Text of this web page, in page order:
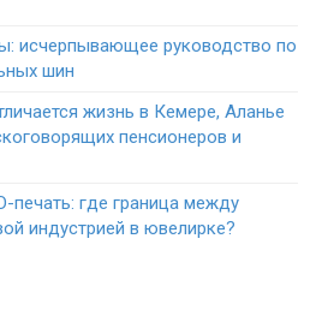
исчерпывающее руководство по
шин
жизнь в Кемере, Аланье
пенсионеров и
печать: где граница между
индустрией в ювелирке?